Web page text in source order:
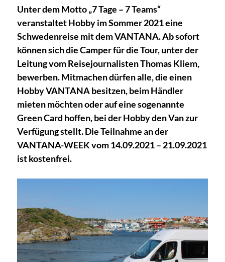
Unter dem Motto „7 Tage – 7 Teams“
veranstaltet Hobby im Sommer 2021 eine
Schwedenreise mit dem VANTANA. Ab sofort
können sich die Camper für die Tour, unter der
Leitung vom Reisejournalisten Thomas Kliem,
bewerben. Mitmachen dürfen alle, die einen
Hobby VANTANA besitzen, beim Händler
mieten möchten oder auf eine sogenannte
Green Card hoffen, bei der Hobby den Van zur
Verfügung stellt. Die Teilnahme an der
VANTANA-WEEK vom 14.09.2021 – 21.09.2021
ist kostenfrei.